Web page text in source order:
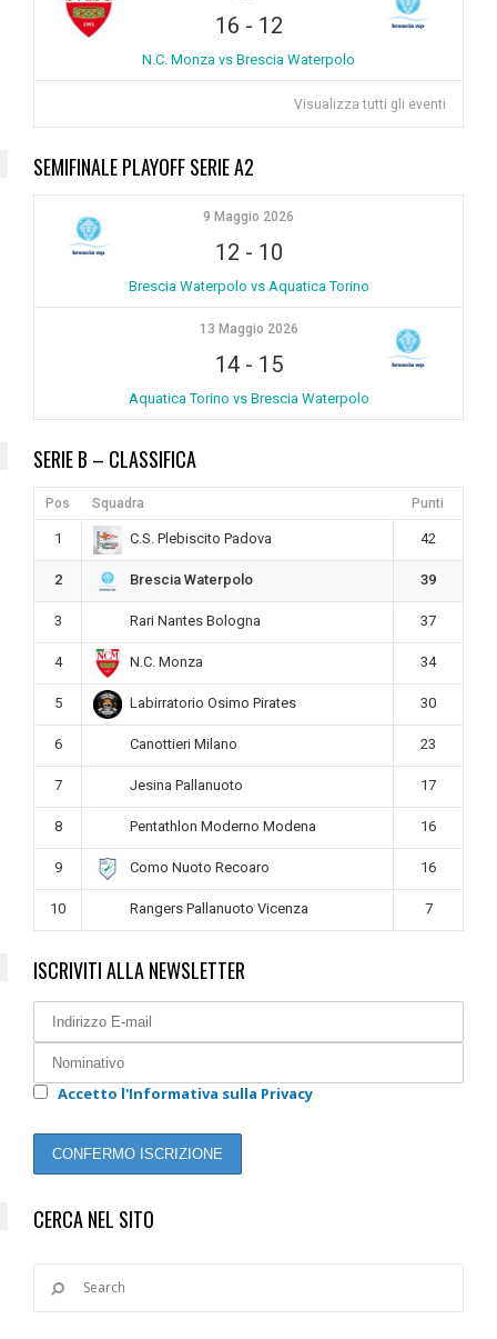
16 - 12
N.C. Monza vs Brescia Waterpolo
Visualizza tutti gli eventi
SEMIFINALE PLAYOFF SERIE A2
9 Maggio 2026
12 - 10
Brescia Waterpolo vs Aquatica Torino
13 Maggio 2026
14- 15
Aquatica Torino vs Brescia Waterpolo
SERIE B – CLASSIFICA
Pos Squadra Punti
1 C.S. Plebiscito Padova 42
2 Brescia Waterpolo 39
3 Rari Nantes Bologna 37
4 N.C. Monza 34
5 Labirratorio Osimo Pirates 30
6 Canottieri Milano 23
7 Jesina Pallanuoto 17
8 Pentathlon Moderno Modena 16
9 Como Nuoto Recoaro 16
10 Rangers Pallanuoto Vicenza 7
ISCRIVITI ALLA NEWSLETTER
Accetto l'Informativa sulla Privacy
CERCA NEL SITO